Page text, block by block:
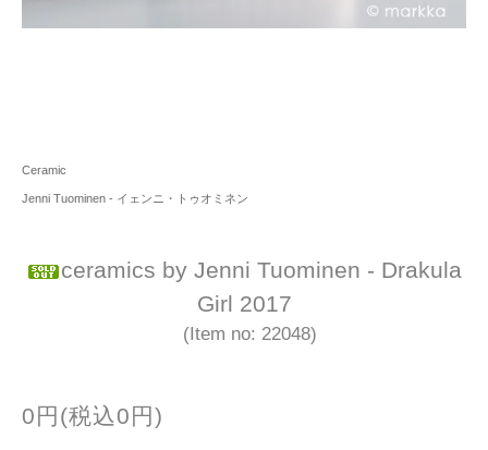
Ceramic
Jenni Tuominen - イェンニ・トゥオミネン
ceramics by Jenni Tuominen - Drakula
Girl 2017
(Item no: 22048)
0円(税込0円)